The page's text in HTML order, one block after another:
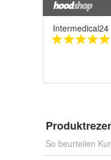
Intermedical24
So beurteilen